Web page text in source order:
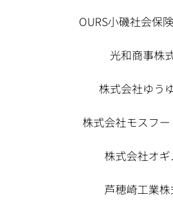
OURS小磯社会保
光和商事株
株式会社ゆう
株式会社モスフ
株式会社オ
芦穂崎工業